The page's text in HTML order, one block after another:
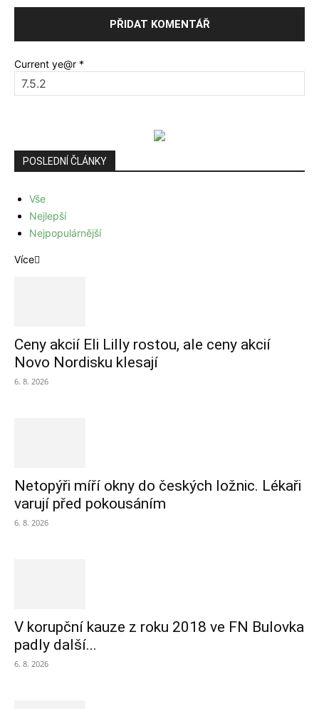
Current ye@r *
POSLEDNÍ ČLÁNKY
Vše
Nejlepší
Nejpopulárnější
Více
Ceny akcií Eli Lilly rostou, ale ceny akcií
Novo Nordisku klesají
6. 8. 2026
Netopýři míří okny do českých ložnic. Lékaři
varují před pokousáním
6. 8. 2026
V korupční kauze z roku 2018 ve FN Bulovka
padly další...
6. 8. 2026